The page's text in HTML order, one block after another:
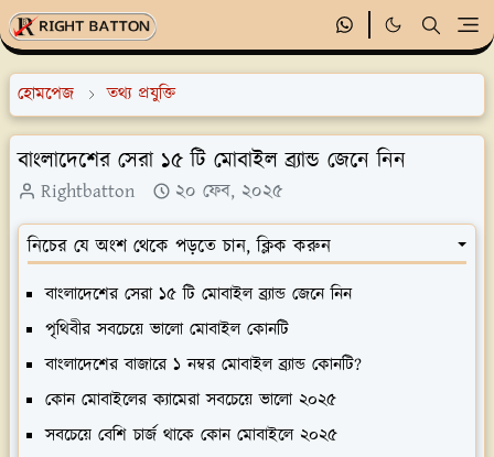
হোমপেজ তথ্য প্রযুক্তি
বাংলাদেশের সেরা ১৫ টি মোবাইল ব্র্যান্ড জেনে নিন
Rightbatton ২০ ফেব, ২০২৫
নিচের যে অংশ থেকে পড়তে চান, ক্লিক করুন
বাংলাদেশের সেরা ১৫ টি মোবাইল ব্র্যান্ড জেনে নিন
পৃথিবীর সবচেয়ে ভালো মোবাইল কোনটি
বাংলাদেশের বাজারে ১ নম্বর মোবাইল ব্র্যান্ড কোনটি?
কোন মোবাইলের ক্যামেরা সবচেয়ে ভালো ২০২৫
সবচেয়ে বেশি চার্জ থাকে কোন মোবাইলে ২০২৫